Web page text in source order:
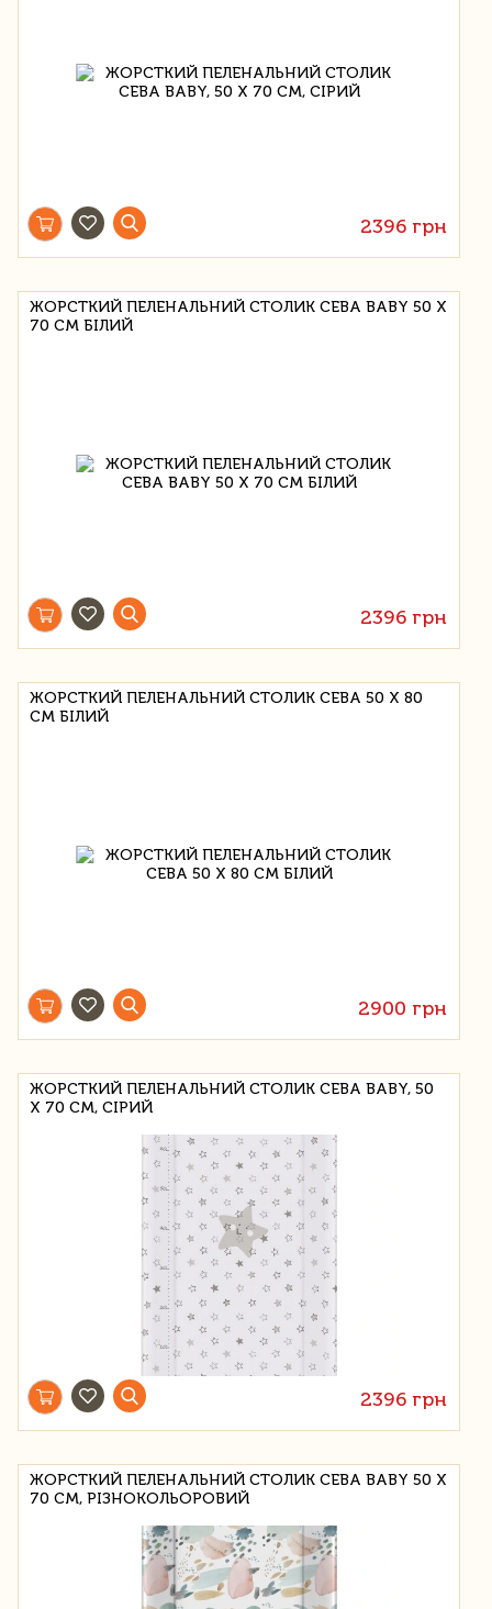
2396 грн
ЖОРСТКИЙ ПЕЛЕНАЛЬНИЙ СТОЛИК CEBA BABY 50 Х
70 СМ БІЛИЙ
2396 грн
ЖОРСТКИЙ ПЕЛЕНАЛЬНИЙ СТОЛИК CEBA 50 Х 80
СМ БІЛИЙ
2900 грн
ЖОРСТКИЙ ПЕЛЕНАЛЬНИЙ СТОЛИК CEBA BABY, 50
Х 70 СМ, СІРИЙ
2396 грн
ЖОРСТКИЙ ПЕЛЕНАЛЬНИЙ СТОЛИК CEBA BABY 50 Х
70 СМ, РІЗНОКОЛЬОРОВИЙ